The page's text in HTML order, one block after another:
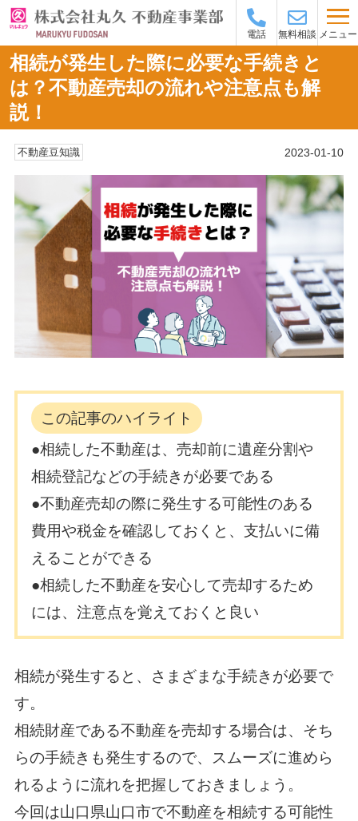
電話 無料相談 メニュー
相続が発生した際に必要な手続きと
は？不動産売却の流れや注意点も解
説！
不動産豆知識 2023-01-10
この記事のハイライト
●相続した不動産は、売却前に遺産分割や
相続登記などの手続きが必要である
●不動産売却の際に発生する可能性のある
費用や税金を確認しておくと、支払いに備
えることができる
●相続した不動産を安心して売却するため
には、注意点を覚えておくと良い
相続が発生すると、さまざまな手続きが必要で
す。
相続財産である不動産を売却する場合は、そち
らの手続きも発生するので、スムーズに進めら
れるように流れを把握しておきましょう。
今回は山口県山口市で不動産を相続する可能性